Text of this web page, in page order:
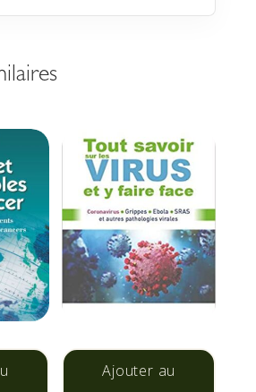
Ajouter au